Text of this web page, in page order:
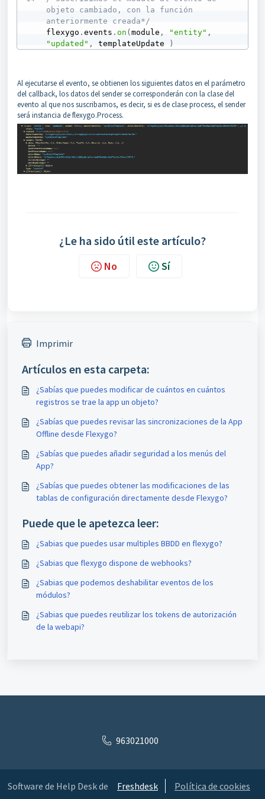
objeto cambiado, con la función
anteriormente creada*/
flexygo .events .on (module , "entity" ,
"updated" , templateUpdate )
Al ejecutarse el evento, se obtienen los siguientes datos en el parámetro
del callback, los datos del sender se corresponderán con la clase del
evento al que nos suscribamos, es decir, si es de clase process, el sender
será instancia de flexygo.Process.
¿Le ha sido útil este artículo?
No Sí
Imprimir
Artículos en esta carpeta:
¿Sabías que puedes modificar de cuántos en cuántos
registros se trae la app un objeto?
¿Sabías que puedes revisar las sincronizaciones de la App
Offline desde Flexygo?
¿Sabías que puedes añadir seguridad a los menús del
App?
¿Sabías que puedes obtener las modificaciones de las
tablas de configuración directamente desde Flexygo?
Puede que le apetezca leer:
¿Sabias que puedes usar multiples BBDD en flexygo?
¿Sabias que flexygo dispone de webhooks?
¿Sabias que podemos deshabilitar eventos de los
módulos?
¿Sabias que puedes reutilizar los tokens de autorización
de la webapi?
963021000
Software de Help Desk de Freshdesk Política de cookies